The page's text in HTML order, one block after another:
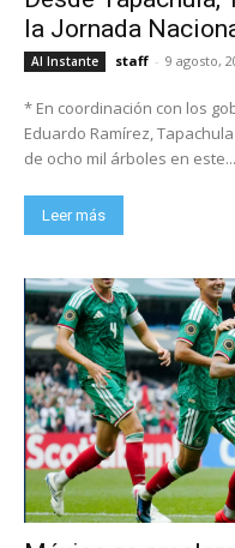
la Jornada
Al Instante staff - 9 agosto,
* En coordinación con los
Eduardo Ramírez,
de ocho mil árboles en este...
Leer más